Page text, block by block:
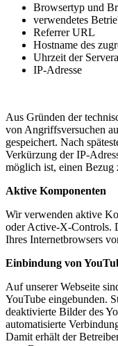
Browsertyp und
verwendetes
Referrer URL
Hostname des
Uhrzeit der
IP-Adresse
Aus Gründen der
von Angriffsversuchen
gespeichert. Nach
Verkürzung der IP-
möglich ist, einen Bezug
Aktive Komponenten
Wir verwenden aktive
oder Active-X-Controls.
Ihres Internetbrowsers
Einbindung von
Auf unserer Webseite
YouTube eingebunden.
deaktivierte Bilder des
automatisierte
Damit erhält der